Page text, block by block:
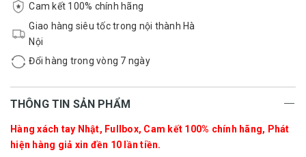
Cam kết 100% chính hãng
Giao hàng siêu tốc trong nội thành Hà
Nội
Đổi hàng trong vòng 7 ngày
THÔNG TIN SẢN PHẨM
Hàng xách tay Nhật, Fullbox, Cam kết 100% chính hãng, Phát
hiện hàng giả xin đền 10 lần tiền.